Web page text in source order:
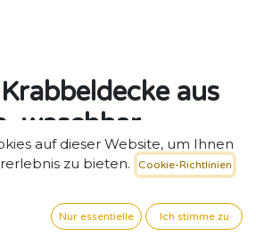
aus
waschbar
Krabbeldecke aus Baumwolle –
und Ruhezeiten im Kita-
zzgl. Versand
auf dieser Website, um Ihnen
zu bieten.
Cookie-Richtlinien
Nur essentielle Ich stimme zu